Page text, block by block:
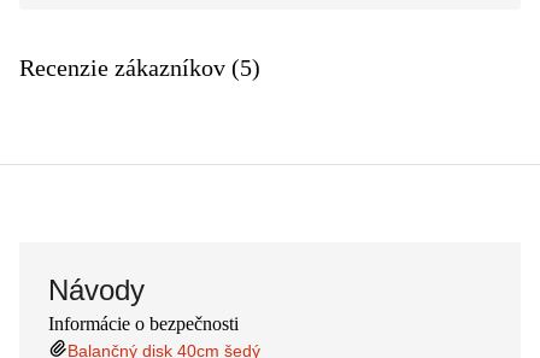
Recenzie zákazníkov (5)
Návody
Informácie o bezpečnosti
Balančný disk 40cm šedý